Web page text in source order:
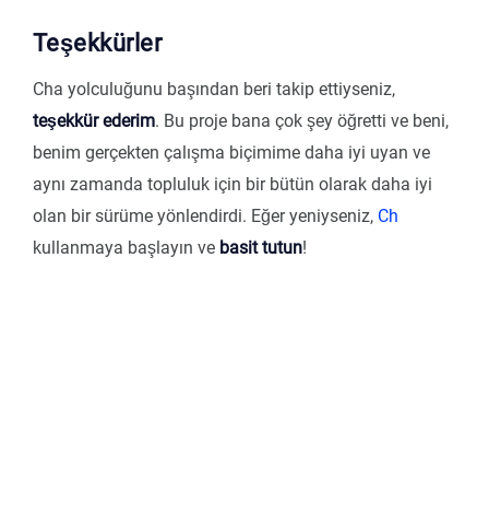
Teşekkürler
Cha yolculuğunu başından beri takip ettiyseniz,
teşekkür ederim. Bu proje bana çok şey öğretti ve beni,
benim gerçekten çalışma biçimime daha iyi uyan ve
aynı zamanda topluluk için bir bütün olarak daha iyi
olan bir sürüme yönlendirdi. Eğer yeniyseniz, Ch
kullanmaya başlayın ve basit tutun!